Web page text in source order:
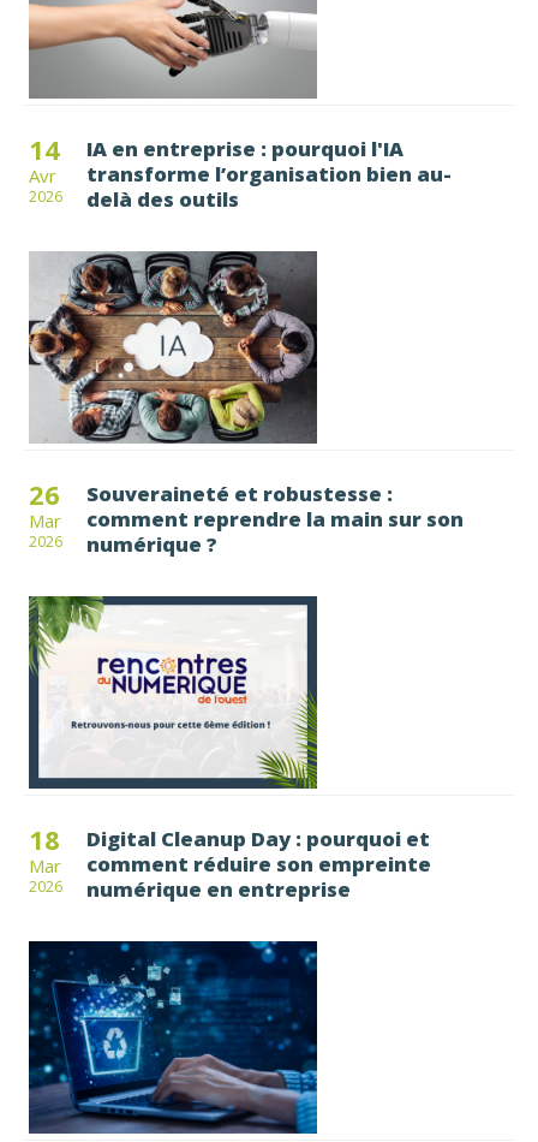
14
Avr
2026
IA en entreprise : pourquoi l'IA
transforme l’organisation bien au-
delà des outils
26
Mar
2026
Souveraineté et robustesse :
comment reprendre la main sur son
numérique ?
18
Mar
2026
Digital Cleanup Day : pourquoi et
comment réduire son empreinte
numérique en entreprise